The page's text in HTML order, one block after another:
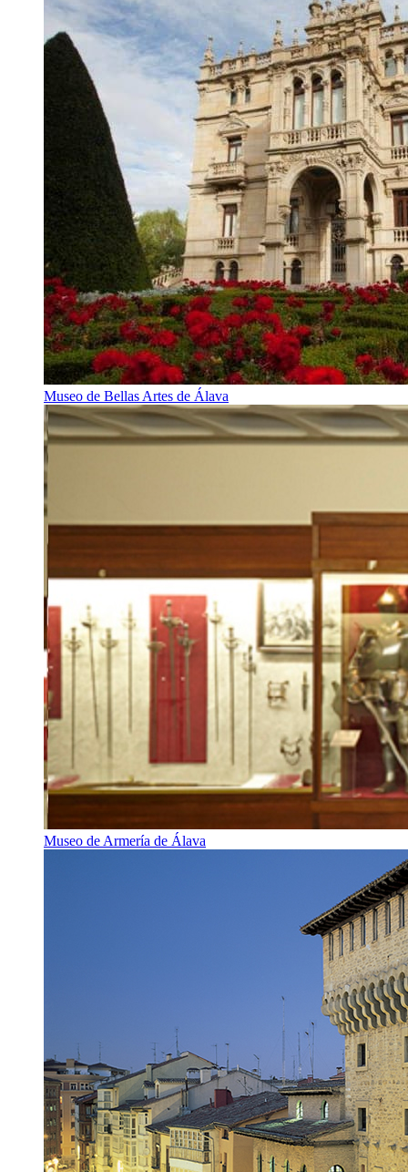
Museo de Bellas Artes de Álava
Museo de Armería de Álava